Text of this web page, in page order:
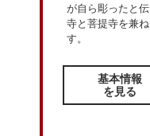
が自ら彫ったと
寺と菩提寺を兼
す。
基本情報
を見る